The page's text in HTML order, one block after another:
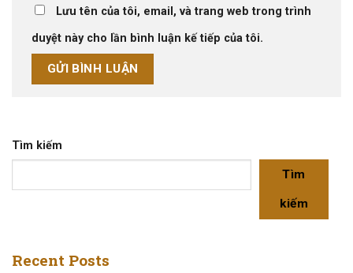
Lưu tên của tôi, email, và trang web trong trình
duyệt này cho lần bình luận kế tiếp của tôi.
Tìm kiếm
Tìm
kiếm
Recent Posts